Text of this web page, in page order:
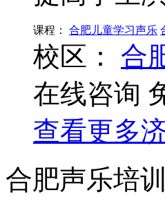
课程： 合肥儿童学习声乐
校区： 合
在线咨询
查看更多
合肥声乐培